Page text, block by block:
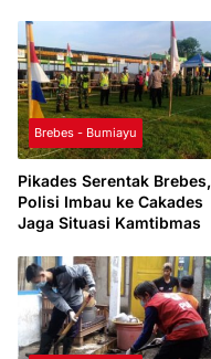
Brebes - Bumiayu
Pikades Serentak Brebes,
Polisi Imbau ke Cakades
Jaga Situasi Kamtibmas